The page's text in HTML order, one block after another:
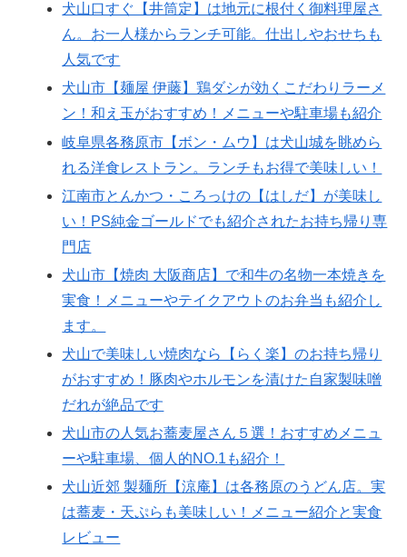
犬山口すぐ【井筒定】は地元に根付く御料理屋さ
ん。お一人様からランチ可能。仕出しやおせちも
人気です
犬山市【麺屋 伊藤】鶏ダシが効くこだわりラーメ
ン！和え玉がおすすめ！メニューや駐車場も紹介
岐阜県各務原市【ボン・ムウ】は犬山城を眺めら
れる洋食レストラン。ランチもお得で美味しい！
江南市とんかつ・ころっけの【はしだ】が美味し
い！PS純金ゴールドでも紹介されたお持ち帰り専
門店
犬山市【焼肉 大阪商店】で和牛の名物一本焼きを
実食！メニューやテイクアウトのお弁当も紹介し
ます。
犬山で美味しい焼肉なら【らく楽】のお持ち帰り
がおすすめ！豚肉やホルモンを漬けた自家製味噌
だれが絶品です
犬山市の人気お蕎麦屋さん５選！おすすめメニュ
ーや駐車場、個人的NO.1も紹介！
犬山近郊 製麺所【涼庵】は各務原のうどん店。実
は蕎麦・天ぷらも美味しい！メニュー紹介と実食
レビュー